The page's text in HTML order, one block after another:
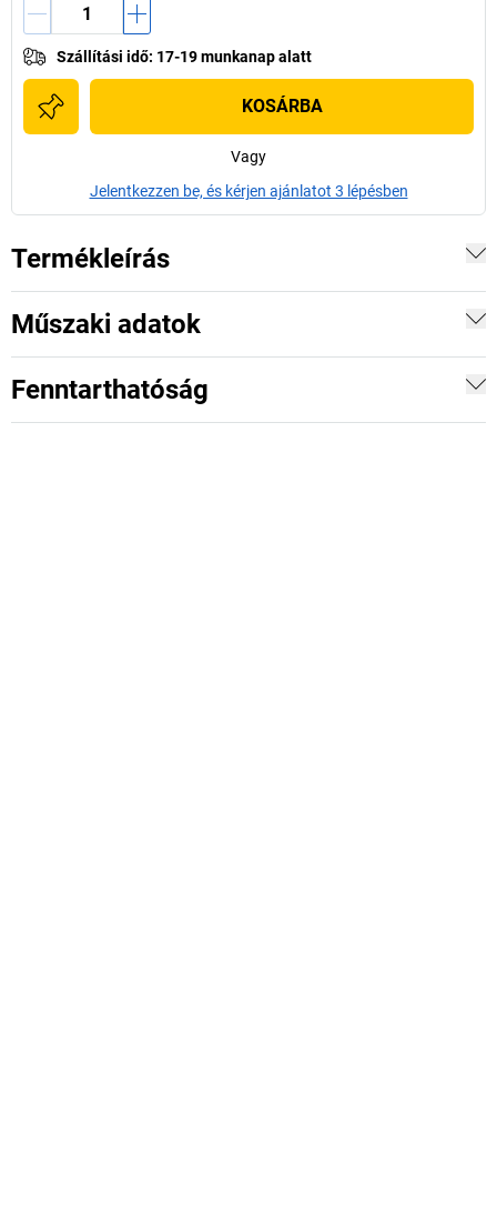
Szállítási idő: 17-19 munkanap alatt
KOSÁRBA
Vagy
Jelentkezzen be, és kérjen ajánlatot 3 lépésben
Termékleírás
Műszaki adatok
Fenntarthatóság